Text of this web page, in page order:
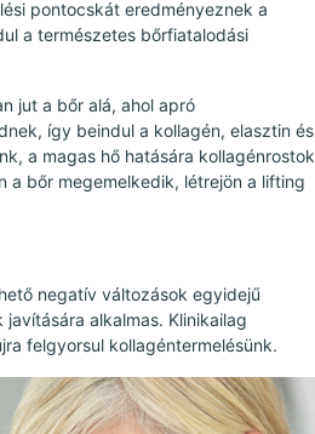
pontocskát eredményeznek a
a természetes bőrfiatalodási
jut a bőr alá, ahol apró
így beindul a kollagén, elasztin és
a magas hő hatására kollagénrostok
a bőr megemelkedik, létrejön a lifting
negatív változások egyidejű
alkalmas. Klinikailag
felgyorsul kollagéntermelésünk.